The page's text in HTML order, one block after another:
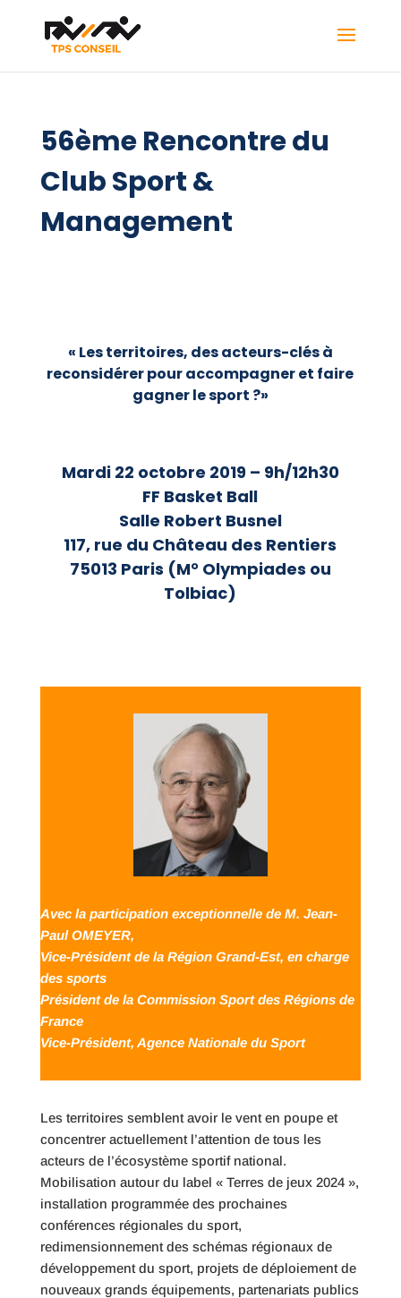
56ème Rencontre du
Club Sport &
Management
« Les territoires, des acteurs-clés à
reconsidérer pour accompagner et faire
gagner le sport ?»
Mardi 22 octobre 2019 – 9h/12h30
FF Basket Ball
Salle Robert Busnel
117, rue du Château des Rentiers
75013 Paris (M° Olympiades ou
Tolbiac)
Avec la participation exceptionnelle de M. Jean-
Paul OMEYER,
Vice-Président de la Région Grand-Est, en charge
des sports
Président de la Commission Sport des Régions de
France
Vice-Président, Agence Nationale du Sport
Les territoires semblent avoir le vent en poupe et
concentrer actuellement l’attention de tous les
acteurs de l’écosystème sportif national.
Mobilisation autour du label « Terres de jeux 2024 »,
installation programmée des prochaines
conférences régionales du sport,
redimensionnement des schémas régionaux de
développement du sport, projets de déploiement de
nouveaux grands équipements, partenariats publics